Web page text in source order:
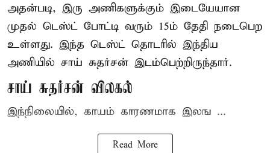
அதன்படி, இரு அணிகளுக்கும் இடையேயான
முதல் டெஸ்ட் போட்டி வரும் 15ம் தேதி நடைபெற
உள்ளது. இந்த டெஸ்ட் தொடரில் இந்திய
அணியில் சாய் சுதர்சன் இடம்பெற்றிருந்தார்.
சாய் சுதர்சன் விலகல்
இந்நிலையில், காயம் காரணமாக இலங ...
Read More